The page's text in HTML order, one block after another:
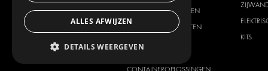
ELEKTRISCHE SYSTEMEN
VEILIGHEIDSPRODUCTEN
ONDERSTEUNENDE
KITS
ALLES AFWIJZEN
DETAILS WEERGEVEN